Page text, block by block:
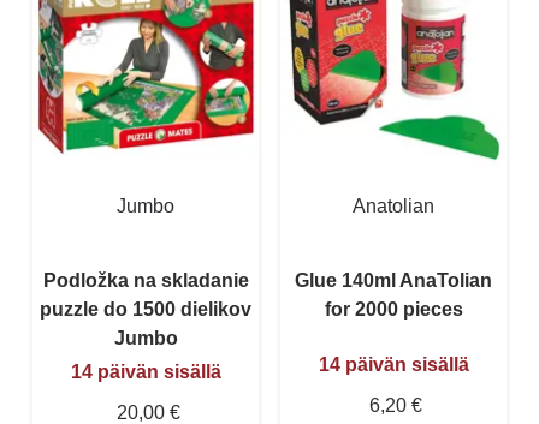
Jumbo
Podložka na skladanie
puzzle do 1500 dielikov
Jumbo
14 päivän sisällä
20,00 €
Anatolian
Glue 140ml AnaTolian
for 2000 pieces
14 päivän sisällä
6,20 €